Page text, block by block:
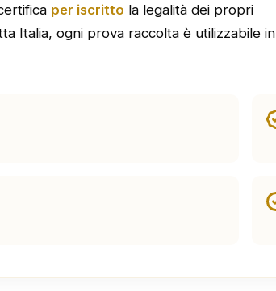
per iscritto la legalità dei propri
Italia, ogni prova raccolta è utilizzabile in